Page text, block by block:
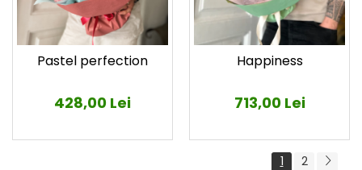
Pastel perfection
428,00 Lei
Happiness
713,00 Lei
1 2